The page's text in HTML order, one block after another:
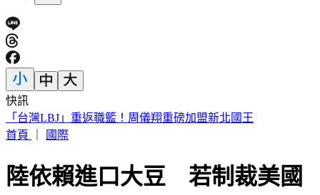
快訊
高雄金獅湖驚悚掛男屍！「衣著整齊」身分曝 民眾目擊嚇壞
首頁
國際
陸依賴進口大豆 若制裁美國